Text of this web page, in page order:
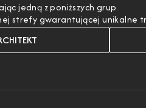
jedną z poniższych grup.
strefy gwarantującej unikalne